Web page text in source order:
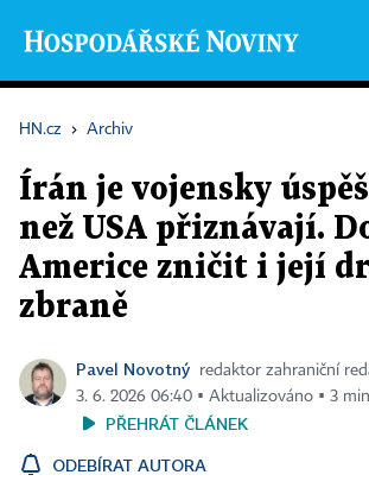
HN.cz › Archiv
Írán je vojensky
než USA přiznávají.
Americe zničit i její
zbraně
Pavel Novotný
redaktor zahraniční
3. 6. 2026 06:40 ▪ Aktualizováno ▪ 3
PŘEHRÁT ČLÁNEK
ODEBÍRAT AUTORA